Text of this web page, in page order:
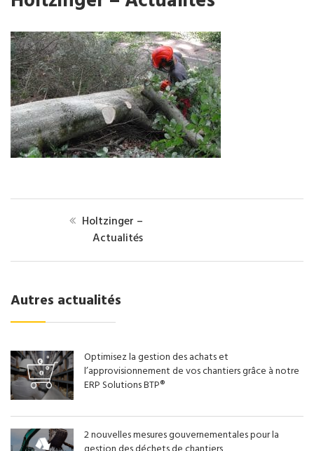
Holtzinger –
Actualités
Autres actualités
Optimisez la gestion des achats et
l’approvisionnement de vos chantiers grâce à notre
ERP Solutions BTP®
2 nouvelles mesures gouvernementales pour la